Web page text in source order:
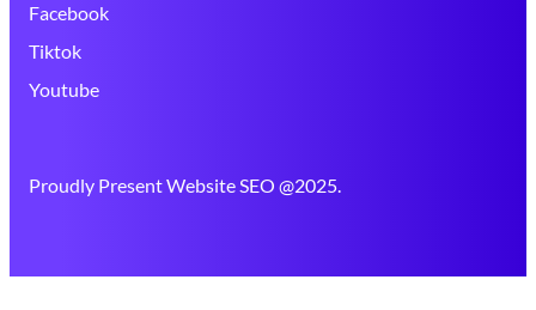
Facebook
Tiktok
Youtube
Proudly Present Website SEO @2025.